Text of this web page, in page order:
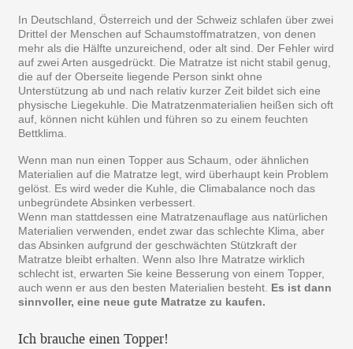
In Deutschland, Österreich und der Schweiz schlafen über zwei
Drittel der Menschen auf Schaumstoffmatratzen, von denen
mehr als die Hälfte unzureichend, oder alt sind. Der Fehler wird
auf zwei Arten ausgedrückt. Die Matratze ist nicht stabil genug,
die auf der Oberseite liegende Person sinkt ohne
Unterstützung ab und nach relativ kurzer Zeit bildet sich eine
physische Liegekuhle. Die Matratzenmaterialien heißen sich oft
auf, können nicht kühlen und führen so zu einem feuchten
Bettklima.
Wenn man nun einen Topper aus Schaum, oder ähnlichen
Materialien auf die Matratze legt, wird überhaupt kein Problem
gelöst. Es wird weder die Kuhle, die Climabalance noch das
unbegründete Absinken verbessert.
Wenn man stattdessen eine Matratzenauflage aus natürlichen
Materialien verwenden, endet zwar das schlechte Klima, aber
das Absinken aufgrund der geschwächten Stützkraft der
Matratze bleibt erhalten. Wenn also Ihre Matratze wirklich
schlecht ist, erwarten Sie keine Besserung von einem Topper,
auch wenn er aus den besten Materialien besteht. Es ist dann
sinnvoller, eine neue gute Matratze zu kaufen.
Ich brauche einen Topper!